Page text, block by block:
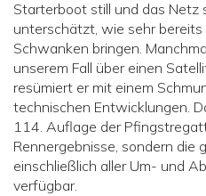
Starterboot still und das Netz
unterschätzt, wie sehr
Schwanken bringen.
unserem Fall über einen
resümiert er mit einem
technischen Entwicklungen.
114. Auflage der
Rennergebnisse, sondern die
einschließlich aller Um- und
verfügbar.